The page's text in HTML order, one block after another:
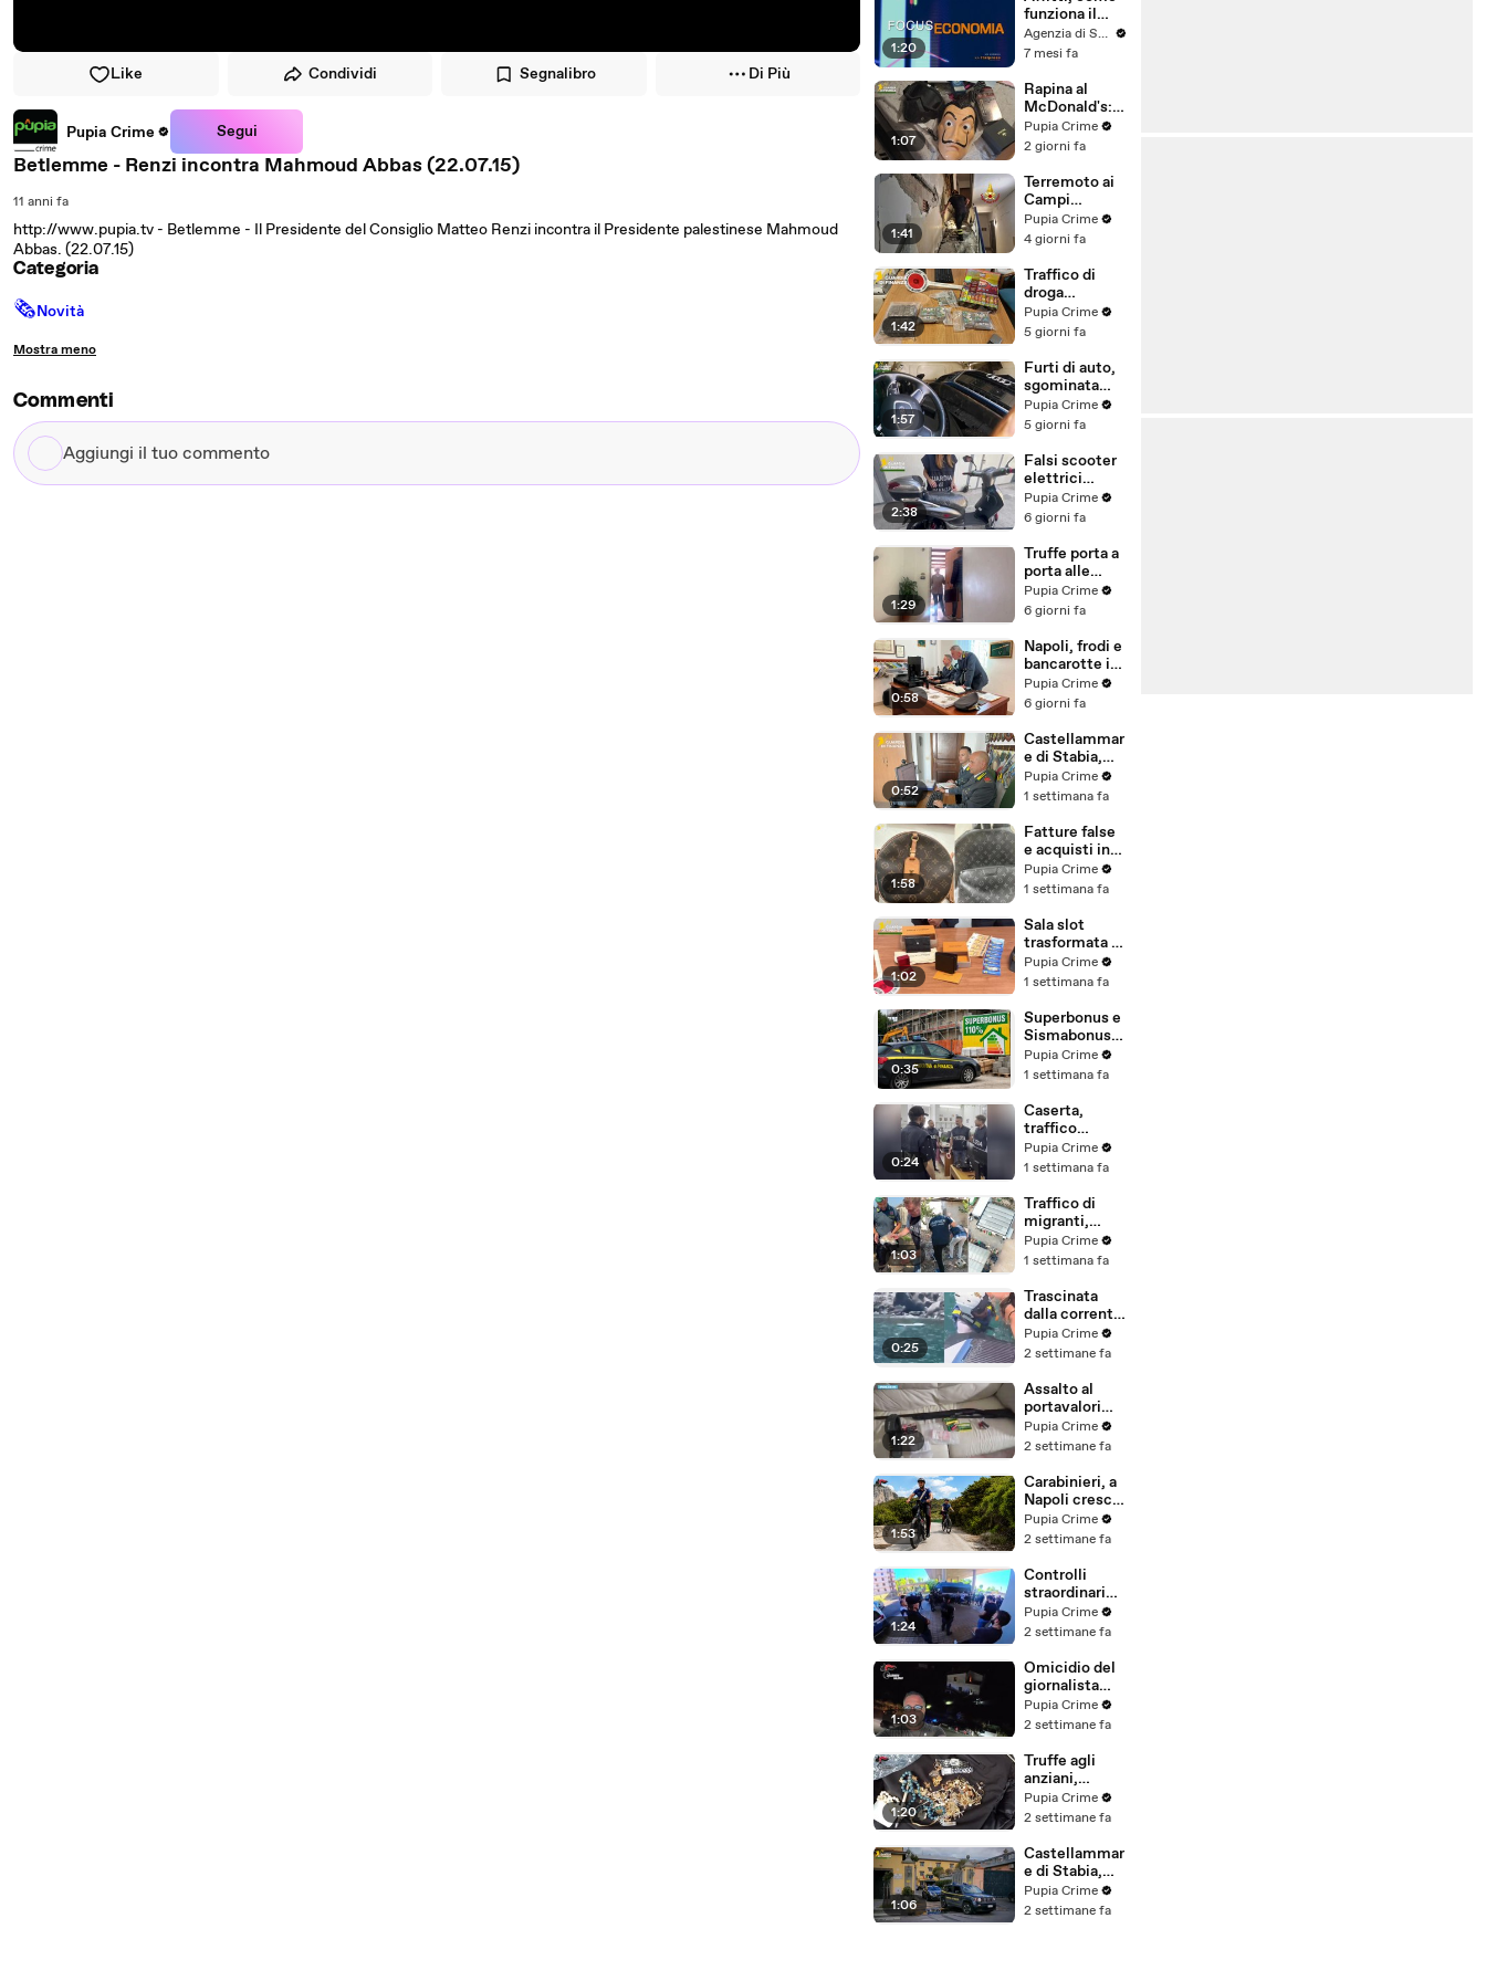
Like Condividi Segnalibro Di Più
Pupia Crime Segui
Betlemme - Renzi incontra Mahmoud Abbas (22.07.15)
11 anni fa
http://www.pupia.tv - Betlemme - Il Presidente del Consiglio Matteo Renzi incontra il Presidente palestinese Mahmoud
Abbas. (22.07.15)
Categoria
🗞Novità
Mostra meno
Commenti
Aggiungi
il
1:20
funziona il
canone
concordato
Agenzia di Stampa ITALPRESS
7 mesi fa
1:07
Rapina al
McDonald's:
cinque arresti,
due indagati
spaccio di
droga
(03.08.26)
Pupia Crime
2 giorni fa
1:41
Terremoto ai
Campi
Flegrei: 250
sfollati e 21
residenti
chiedono
certezze sul
futuro
(01.08.26)
Pupia Crime
4 giorni fa
1:42
Traffico di
droga
"ispirato" da
serie tv e trap:
(31.07.26)
Pupia Crime
5 giorni fa
1:57
Furti di auto,
sgominata
banda
specializzata:
(31.07.26)
Pupia Crime
5 giorni fa
2:38
Falsi scooter
elettrici
venduti come
e-bike:
5 milioni
(30.07.26)
Pupia Crime
6 giorni fa
1:29
Truffe porta a
porta alle
anziane: in 6 a
processo,
vittime in
tutta Italia
(30.07.26)
Pupia Crime
6 giorni fa
0:58
Napoli, frodi e
bancarotte in
commercio
vini:
7,8 milioni
(30.07.26)
Pupia Crime
6 giorni fa
0:52
Castellammar
e di Stabia,
evasione
fiscale:
beni per 1,6
milioni ad un
consorzio
navale
(29.07.26)
Pupia Crime
1 settimana fa
1:58
Fatture false
e acquisti in
nero, blitz
contro rete di
cinesi
sequestri per
8,5 milioni
(29.07.26)
Pupia Crime
1 settimana fa
1:02
Sala slot
trasformata in
"bancomat":
sequestrati
220mila euro
a due coniugi
(29.07.26)
Pupia Crime
1 settimana fa
0:35
Superbonus e
Sismabonus,
sequestrati
beni per 1,4
scoperto
sistema con
false
abitazioni
(29.07.26)
Pupia Crime
1 settimana fa
0:24
Caserta,
traffico
internazionale
di cocaina:
latitante
nigeriano
ricercato dal
2019
(28.07.26)
Pupia Crime
1 settimana fa
1:03
Traffico di
migranti,
smantellata
rete tra
altre 9
province: 18
arresti
(27.07.26)
Pupia Crime
1 settimana fa
0:25
Trascinata
dalla corrente
per 3
chilometri su
materassino:
salvata dalla
Polizia
(25.07.26)
Pupia Crime
2 settimane fa
1:22
Assalto al
portavalori
con 30 chili
d'oro sventato
arresti
(25.07.26)
Pupia Crime
2 settimane fa
1:53
Carabinieri, a
Napoli cresce
la "flotta
green": nuove
elettriche e
mezzi
sostenibili
anche sulle
isole
(25.07.26)
Pupia Crime
2 settimane fa
1:24
Controlli
straordinari
della Polizia a
Milano e
arresti, 29
denunce e
oltre 7mila
persone
identificate
(25.07.26)
Pupia Crime
2 settimane fa
1:03
Omicidio del
giornalista
Luca
Esposito:
killer, è un
26enne
tunisino
(25.07.26)
Pupia Crime
2 settimane fa
1:20
Truffe agli
anziani,
arrestato il
telefonista
colpi anche ad
Aversa, oltre
300mila euro
il bottino
stimato
Pupia Crime
2 settimane fa
1:06
Castellammar
e di Stabia,
l'ombra del
clan
Pupia Crime
2 settimane fa